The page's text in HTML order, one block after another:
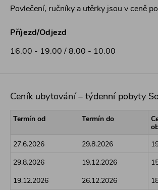
Povlečení, ručníky a utěrky jsou v ceně
Příjezd/Odjezd
16.00 - 19.00 / 8.00 - 10.00
Ceník ubytování – týdenní pobyty
Termín od Termín do
27.6.2026 29.8.2026
29.8.2026 19.12.2026
19.12.2026 26.12.2026